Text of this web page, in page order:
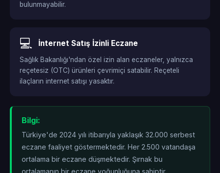
bulunmayabilir.
💻 İnternet Satış İzinli Eczane
Sağlık Bakanlığı'ndan özel izin alan eczaneler, yalnızca
reçetesiz (OTC) ürünleri çevrimiçi satabilir. Reçeteli
ilaçların internet satışı yasaktır.
Bilgi:
Türkiye'de 2024 yılı itibarıyla yaklaşık 32.000 serbest
eczane faaliyet göstermektedir. Her 2.500 vatandaşa
ortalama bir eczane düşmektedir. Şırnak bu
ortalamanın bir eczane yoğunluğuna sahiptir.